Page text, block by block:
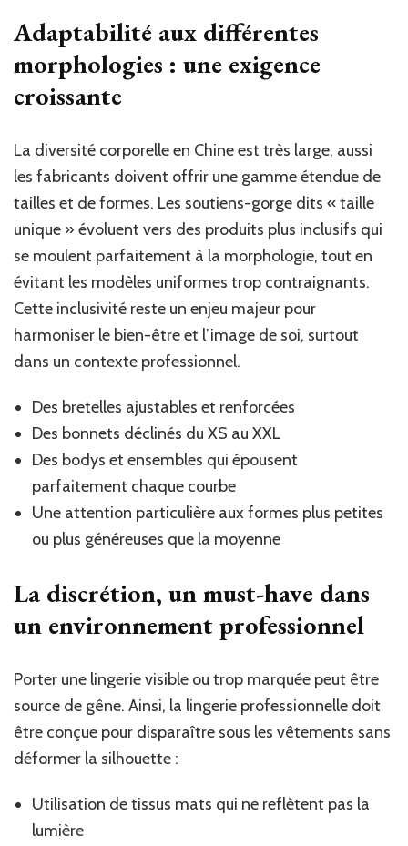
Adaptabilité aux différentes
morphologies : une exigence
croissante
La diversité corporelle en Chine est très large, aussi
les fabricants doivent offrir une gamme étendue de
tailles et de formes. Les soutiens-gorge dits « taille
unique » évoluent vers des produits plus inclusifs qui
se moulent parfaitement à la morphologie, tout en
évitant les modèles uniformes trop contraignants.
Cette inclusivité reste un enjeu majeur pour
harmoniser le bien-être et l’image de soi, surtout
dans un contexte professionnel.
Des bretelles ajustables et renforcées
Des bonnets déclinés du XS au XXL
Des bodys et ensembles qui épousent
parfaitement chaque courbe
Une attention particulière aux formes plus petites
ou plus généreuses que la moyenne
La discrétion, un must-have dans
un environnement professionnel
Porter une lingerie visible ou trop marquée peut être
source de gêne. Ainsi, la lingerie professionnelle doit
être conçue pour disparaître sous les vêtements sans
déformer la silhouette :
Utilisation de tissus mats qui ne reflètent pas la
lumière